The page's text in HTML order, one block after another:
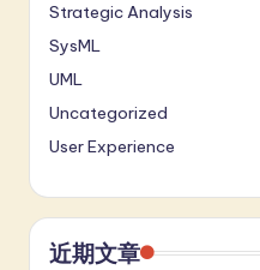
Strategic Analysis
SysML
UML
Uncategorized
User Experience
近期文章